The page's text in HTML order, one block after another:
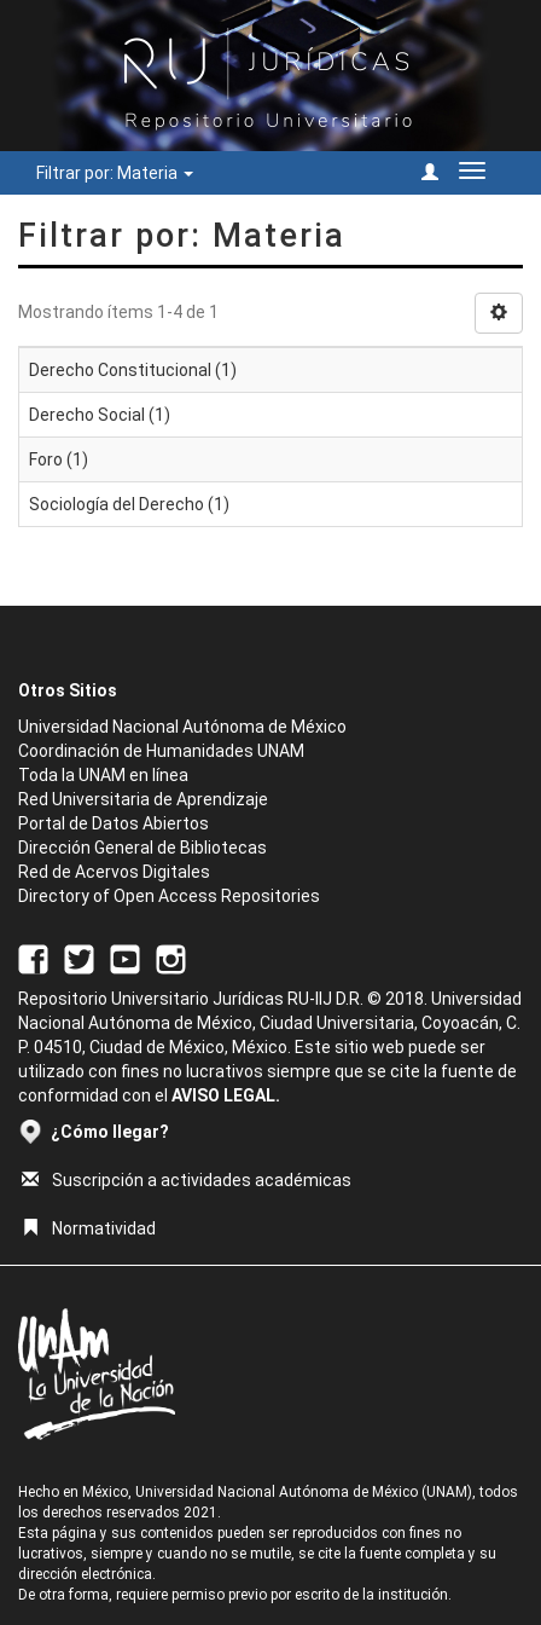
Filtrar por: Materia
Cambiar
Filtrar por: Materia
Mostrando ítems 1-4 de 1
Derecho Constitucional (1)
Derecho Social (1)
Foro (1)
Sociología del Derecho (1)
Otros Sitios
Universidad Nacional Autónoma de México
Coordinación de Humanidades UNAM
Toda la UNAM en línea
Red Universitaria de Aprendizaje
Portal de Datos Abiertos
Dirección General de Bibliotecas
Red de Acervos Digitales
Directory of Open Access Repositories
Repositorio Universitario Jurídicas RU-IIJ D.R. © 2018. Universidad
Nacional Autónoma de México, Ciudad Universitaria, Coyoacán, C.
P. 04510, Ciudad de México, México. Este sitio web puede ser
utilizado con fines no lucrativos siempre que se cite la fuente de
conformidad con el AVISO LEGAL.
¿Cómo llegar?
Suscripción a actividades académicas
Normatividad
Hecho en México, Universidad Nacional Autónoma de México (UNAM), todos
los derechos reservados 2021.
Esta página y sus contenidos pueden ser reproducidos con fines no
lucrativos, siempre y cuando no se mutile, se cite la fuente completa y su
dirección electrónica.
De otra forma, requiere permiso previo por escrito de la institución.